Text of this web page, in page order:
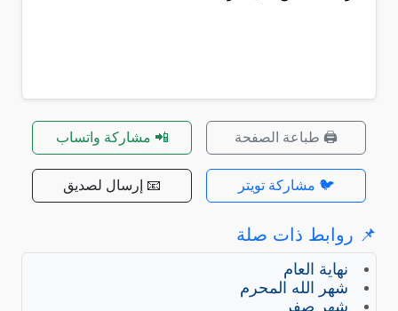
🖨️ طباعة الصفحة 📲 مشاركة واتساب
🐦 مشاركة تويتر 📧 إرسال لصديق
📌 روابط ذات صلة
نهاية العام
شهر الله المحرم
شهر صفر